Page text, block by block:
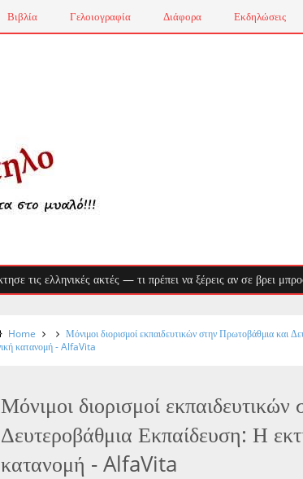
Βιβλία Γελοιογραφία Διάφορα Εκδηλώσεις
ακτές — τι πρέπει να ξέρεις αν σε βρει μπροστά του
Home
Μόνιμοι διορισμοί εκπαιδευτικών στην Πρωτοβάθμια και
κατανομή - AlfaVita
Μόνιμοι διορισμοί
Δευτεροβάθμια Εκπαίδευση: Η
κατανομή - AlfaVita